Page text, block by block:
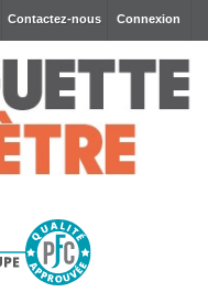
Connexion
Contactez-nous